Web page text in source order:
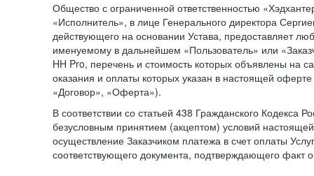
Общество с ограниченной ответственностью
«Исполнитель», в лице Генерального директора
действующего на основании Устава, предоставляет
именуемому в дальнейшем «Пользователь» или
HH Pro, перечень и стоимость которых объявлены на
оказания и оплаты которых указан в настоящей
«Договор», «Оферта»).
В соответствии со статьей 438 Гражданского Кодекса
безусловным принятием (акцептом) условий
осуществление Заказчиком платежа в счет оплаты
соответствующего документа, подтверждающего факт